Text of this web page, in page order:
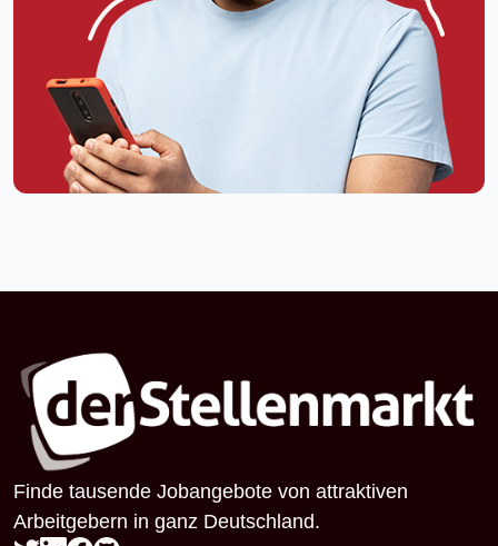
Finde tausende Jobangebote von attraktiven
Arbeitgebern in ganz Deutschland.